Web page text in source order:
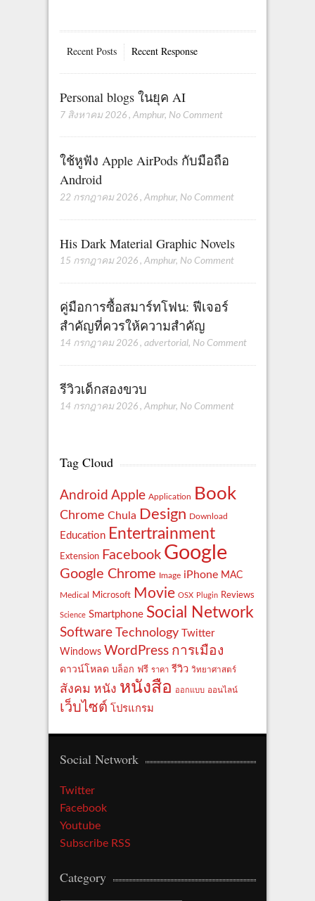
Recent Posts Recent Response
Personal blogs ในยุค AI
7 สิงหาคม 2026 , Amphur, No Comment
ใช้หูฟัง Apple AirPods กับมือถือ
Android
22 กรกฎาคม 2026 , Amphur, No Comment
His Dark Material Graphic Novels
15 กรกฎาคม 2026 , Amphur, No Comment
คู่มือการซื้อสมาร์ทโฟน: ฟีเจอร์
สำคัญที่ควรให้ความสำคัญ
14 กรกฎาคม 2026 , advertorial, No Comment
รีวิวเด็กสองขวบ
14 กรกฎาคม 2026 , Amphur, No Comment
Tag Cloud
Android Apple Application Book
Chrome Chula Design Download
Education Entertrainment
Extension Facebook Google
Google Chrome Image iPhone MAC
Medical Microsoft Movie OSX Plugin Reviews
Science Smartphone Social Network
Software Technology
Twitter
Windows WordPress การเมือง
ดาวน์โหลด บล็อก ฟรี ราคา รีวิว วิทยาศาสตร์
สังคม หนัง หนังสือ ออกแบบ ออนไลน์
เว็บไซต์ โปรแกรม
Social Network
Twitter
Facebook
Youtube
Subscribe RSS
Category